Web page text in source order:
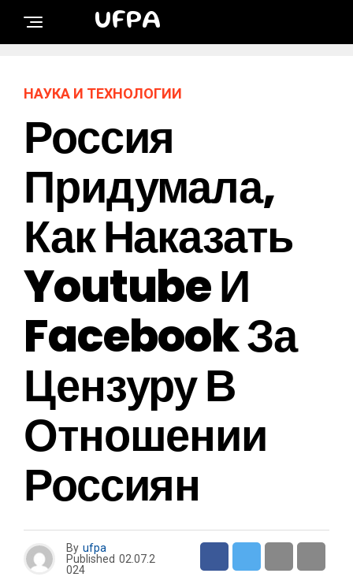
UFPA
НАУКА И ТЕХНОЛОГИИ
Россия
Придумала,
Как Наказать
Youtube И
Facebook За
Цензуру В
Отношении
Россиян
By ufpa
Published 02.07.2
024